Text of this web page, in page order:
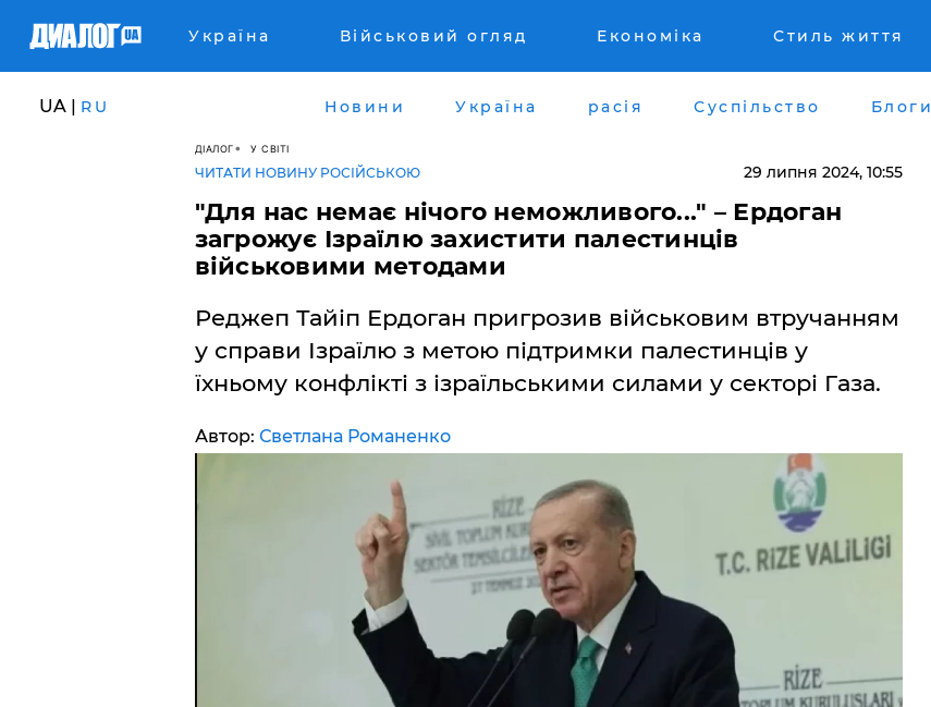
Україна Військовий огляд Економіка Стиль життя
UA | RU Новини Україна расія Суспільство Блоги
ДІАЛОГ У СВІТІ
ЧИТАТИ НОВИНУ РОСІЙСЬКОЮ 29 липня 2024, 10:55
"Для нас немає нічого неможливого..." – Ердоган
загрожує Ізраїлю захистити палестинців
військовими методами
Реджеп Тайіп Ердоган пригрозив військовим втручанням
у справи Ізраїлю з метою підтримки палестинців у
їхньому конфлікті з ізраїльськими силами у секторі Газа.
Автор: Светлана Романенко